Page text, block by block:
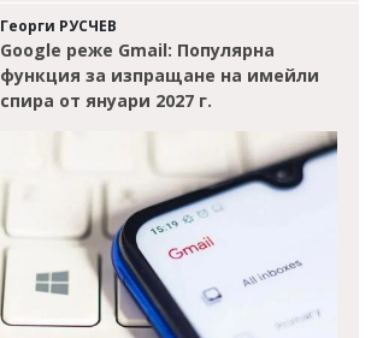
Георги РУСЧЕВ
Google реже Gmail: Популярна
функция за изпращане на имейли
спира от януари 2027 г.